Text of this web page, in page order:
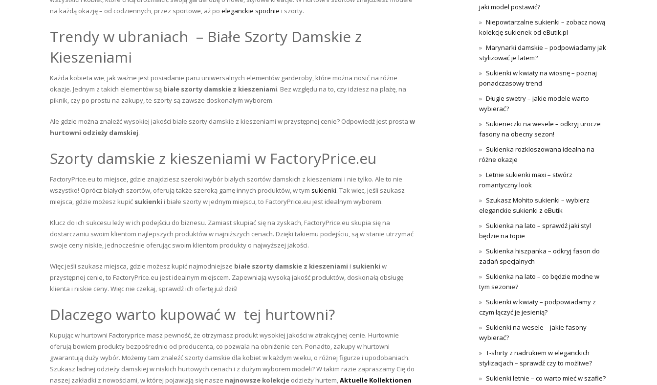
na każdą okazję – od codziennych, przez sportowe, aż po eleganckie spodnie i szorty.
Trendy w ubraniach – Białe Szorty Damskie z
Kieszeniami
Każda kobieta wie, jak ważne jest posiadanie paru uniwersalnych elementów garderoby, które można nosić na różne
okazje. Jednym z takich elementów są białe szorty damskie z kieszeniami. Bez względu na to, czy idziesz na plażę, na
piknik, czy po prostu na zakupy, te szorty są zawsze doskonałym wyborem.
Ale gdzie można znaleźć wysokiej jakości białe szorty damskie z kieszeniami w przystępnej cenie? Odpowiedź jest prosta w
hurtowni odzieży damskiej.
Szorty damskie z kieszeniami w FactoryPrice.eu
FactoryPrice.eu to miejsce, gdzie znajdziesz szeroki wybór białych szortów damskich z kieszeniami i nie tylko. Ale to nie
wszystko! Oprócz białych szortów, oferują także szeroką gamę innych produktów, w tym sukienki. Tak więc, jeśli szukasz
miejsca, gdzie możesz kupić sukienki i białe szorty w jednym miejscu, to FactoryPrice.eu jest idealnym wyborem.
Klucz do ich sukcesu leży w ich podejściu do biznesu. Zamiast skupiać się na zyskach, FactoryPrice.eu skupia się na
dostarczaniu swoim klientom najlepszych produktów w najniższych cenach. Dzięki takiemu podejściu, są w stanie utrzymać
swoje ceny niskie, jednocześnie oferując swoim klientom produkty o najwyższej jakości.
Więc jeśli szukasz miejsca, gdzie możesz kupić najmodniejsze białe szorty damskie z kieszeniami i sukienki w
przystępnej cenie, to FactoryPrice.eu jest idealnym miejscem. Zapewniają wysoką jakość produktów, doskonałą obsługę
klienta i niskie ceny. Więc nie czekaj, sprawdź ich ofertę już dziś!
Dlaczego warto kupować w tej hurtowni?
Kupując w hurtowni Factoryprice masz pewność, że otrzymasz produkt wysokiej jakości w atrakcyjnej cenie. Hurtownie
oferują bowiem produkty bezpośrednio od producenta, co pozwala na obniżenie cen. Ponadto, zakupy w hurtowni
gwarantują duży wybór. Możemy tam znaleźć szorty damskie dla kobiet w każdym wieku, o różnej figurze i upodobaniach.
Szukasz ładnej odzieży damskiej w niskich hurtowych cenach i z dużym wyborem modeli? W takim razie zapraszamy Cię do
naszej zakładki z nowościami, w której pojawiają się nasze najnowsze kolekcje odzieży hurtem,Aktuelle Kollektionen
jaki model postawić?
Niepowtarzalne sukienki – zobacz nową
kolekcję sukienek od eButik.pl
Marynarki damskie – podpowiadamy jak
stylizować je latem?
Sukienki w kwiaty na wiosnę – poznaj
ponadczasowy trend
Długie swetry – jakie modele warto
wybierać?
Sukieneczki na wesele – odkryj urocze
fasony na obecny sezon!
Sukienka rozkloszowana idealna na
różne okazje
Letnie sukienki maxi – stwórz
romantyczny look
Szukasz Mohito sukienki – wybierz
eleganckie sukienki z eButik
Sukienka na lato – sprawdź jaki styl
będzie na topie
Sukienka hiszpanka – odkryj fason do
zadań specjalnych
Sukienka na lato – co będzie modne w
tym sezonie?
Sukienki w kwiaty – podpowiadamy z
czym łączyć je jesienią?
Sukienki na wesele – jakie fasony
wybierać?
T-shirty z nadrukiem w eleganckich
stylizacjach – sprawdź czy to możliwe?
Sukienki letnie – co warto mieć w szafie?